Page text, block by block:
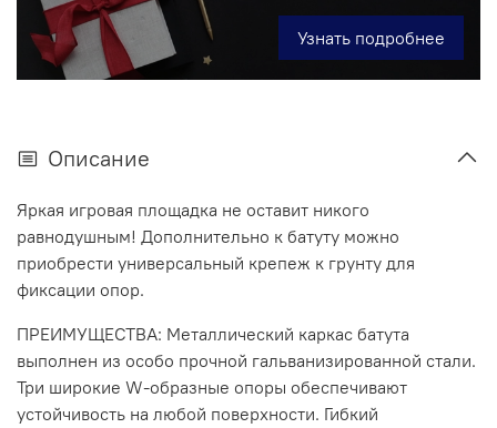
Узнать подробнее
Описание
Яркая игровая площадка не оставит никого
равнодушным! Дополнительно к батуту можно
приобрести универсальный крепеж к грунту для
фиксации опор.
ПРЕИМУЩЕСТВА: Металлический каркас батута
выполнен из особо прочной гальванизированной стали.
Три широкие W-образные опоры обеспечивают
устойчивость на любой поверхности. Гибкий